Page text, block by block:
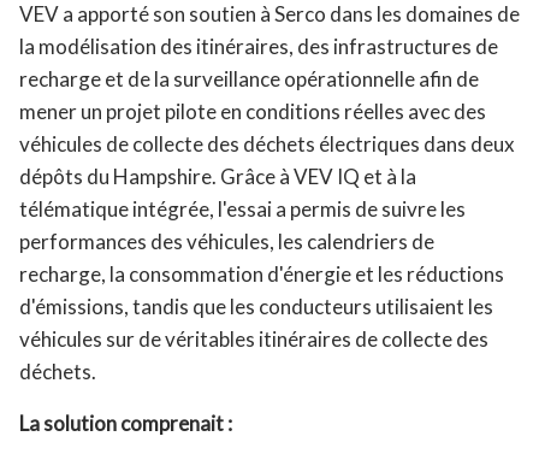
VEV a apporté son soutien à Serco dans les domaines de
la modélisation des itinéraires, des infrastructures de
recharge et de la surveillance opérationnelle afin de
mener un projet pilote en conditions réelles avec des
véhicules de collecte des déchets électriques dans deux
dépôts du Hampshire. Grâce à VEV IQ et à la
télématique intégrée, l'essai a permis de suivre les
performances des véhicules, les calendriers de
recharge, la consommation d'énergie et les réductions
d'émissions, tandis que les conducteurs utilisaient les
véhicules sur de véritables itinéraires de collecte des
déchets.
La solution comprenait :